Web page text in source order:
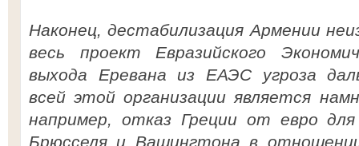
Наконец, дестабилизация Армении
весь проект Евразийского
выхода Еревана из ЕАЭС угроза
всей этой организации является
например, отказ Греции от евро
Брюсселя и Вашингтона в